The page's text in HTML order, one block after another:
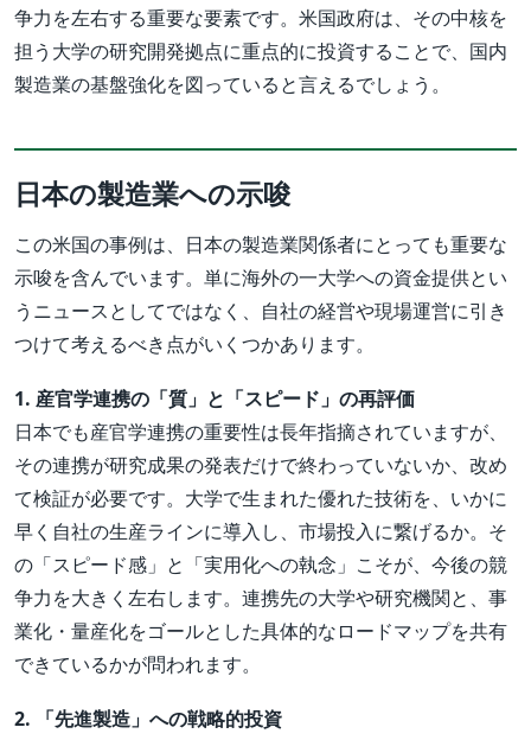
争力を左右する重要な要素です。米国政府は、その中核を
担う大学の研究開発拠点に重点的に投資することで、国内
製造業の基盤強化を図っていると言えるでしょう。
日本の製造業への示唆
この米国の事例は、日本の製造業関係者にとっても重要な
示唆を含んでいます。単に海外の一大学への資金提供とい
うニュースとしてではなく、自社の経営や現場運営に引き
つけて考えるべき点がいくつかあります。
1. 産官学連携の「質」と「スピード」の再評価
日本でも産官学連携の重要性は長年指摘されていますが、
その連携が研究成果の発表だけで終わっていないか、改め
て検証が必要です。大学で生まれた優れた技術を、いかに
早く自社の生産ラインに導入し、市場投入に繋げるか。そ
の「スピード感」と「実用化への執念」こそが、今後の競
争力を大きく左右します。連携先の大学や研究機関と、事
業化・量産化をゴールとした具体的なロードマップを共有
できているかが問われます。
2. 「先進製造」への戦略的投資